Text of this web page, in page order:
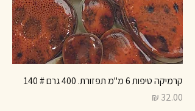
קרמיקה טיפות 6 מ"מ תפזורת. 400 גרם # 140
מחיר